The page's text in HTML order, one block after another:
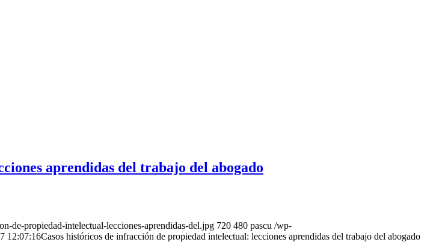
aprendidas del trabajo del abogado
de-propiedad-intelectual-lecciones-aprendidas-del.jpg 720 480 pascu /wp-
12:07:16Casos históricos de infracción de propiedad intelectual: lecciones aprendidas del trabajo del abogado